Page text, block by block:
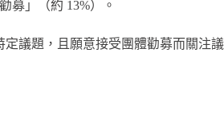
募」（約 13%）。
議題，且願意接受團體勸募而關注議